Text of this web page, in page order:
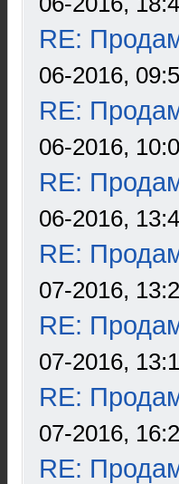
RE:
06-2016,
RE:
06-2016,
RE:
06-2016,
RE:
07-2016,
RE:
07-2016,
RE:
07-2016,
RE: